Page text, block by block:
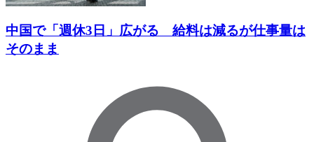
中国で「週休3日」広がる 給料は減るが仕事量は
そのまま